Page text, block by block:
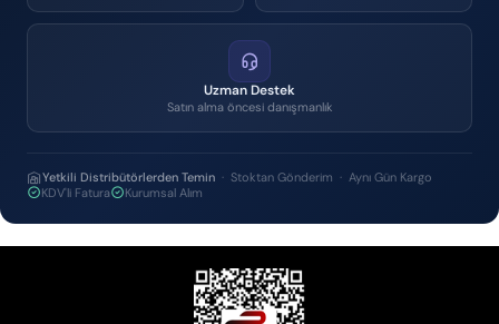
Uzman Destek
Satın alma öncesi danışmanlık
Yetkili Distribütörlerden Temin · Stoktan Gönderim · Aynı Gün Kargo
KDV'li Fatura
Kurumsal Alım